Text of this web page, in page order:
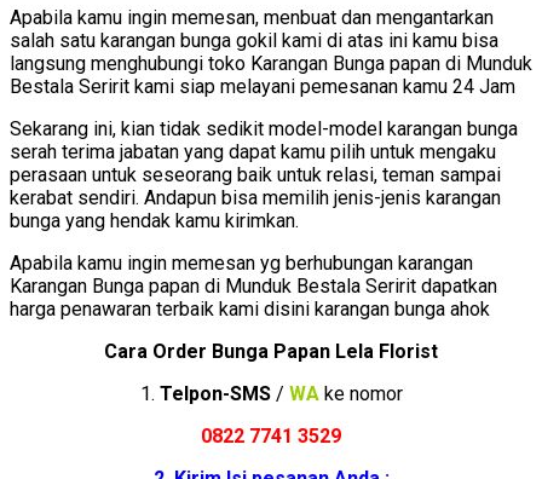
Apabila kamu ingin memesan, menbuat dan mengantarkan
salah satu karangan bunga gokil kami di atas ini kamu bisa
langsung menghubungi toko Karangan Bunga papan di Munduk
Bestala Seririt kami siap melayani pemesanan kamu 24 Jam
Sekarang ini, kian tidak sedikit model-model karangan bunga
serah terima jabatan yang dapat kamu pilih untuk mengaku
perasaan untuk seseorang baik untuk relasi, teman sampai
kerabat sendiri. Andapun bisa memilih jenis-jenis karangan
bunga yang hendak kamu kirimkan.
Apabila kamu ingin memesan yg berhubungan karangan
Karangan Bunga papan di Munduk Bestala Seririt dapatkan
harga penawaran terbaik kami disini karangan bunga ahok
Cara Order Bunga Papan Lela Florist
1. Telpon-SMS/ WAke nomor
0822 7741 3529